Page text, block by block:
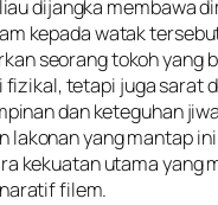
dijangka membawa
kepada watak
seorang tokoh yang
fizikal, tetapi juga sarat
dan keteguhan
lakonan yang mantap
kekuatan utama yang
filem.